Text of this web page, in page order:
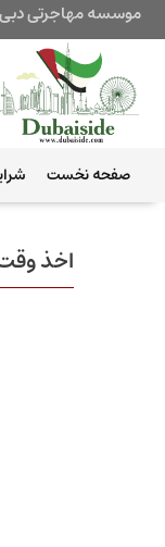
موسسه مهاجرتی
صفحه نخست
اخذ